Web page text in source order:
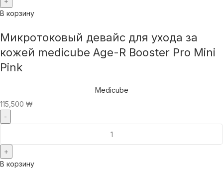
В корзину
Микротоковый девайс для ухода за
кожей medicube Age-R Booster Pro Mini
Pink
Medicube
115,500 ₩
В корзину